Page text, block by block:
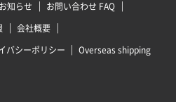
お知らせ
お問い合わせ FAQ
会社概要
バシーポリシー Overseas shipping